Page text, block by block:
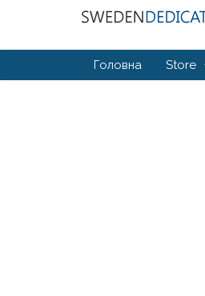
Головна Store